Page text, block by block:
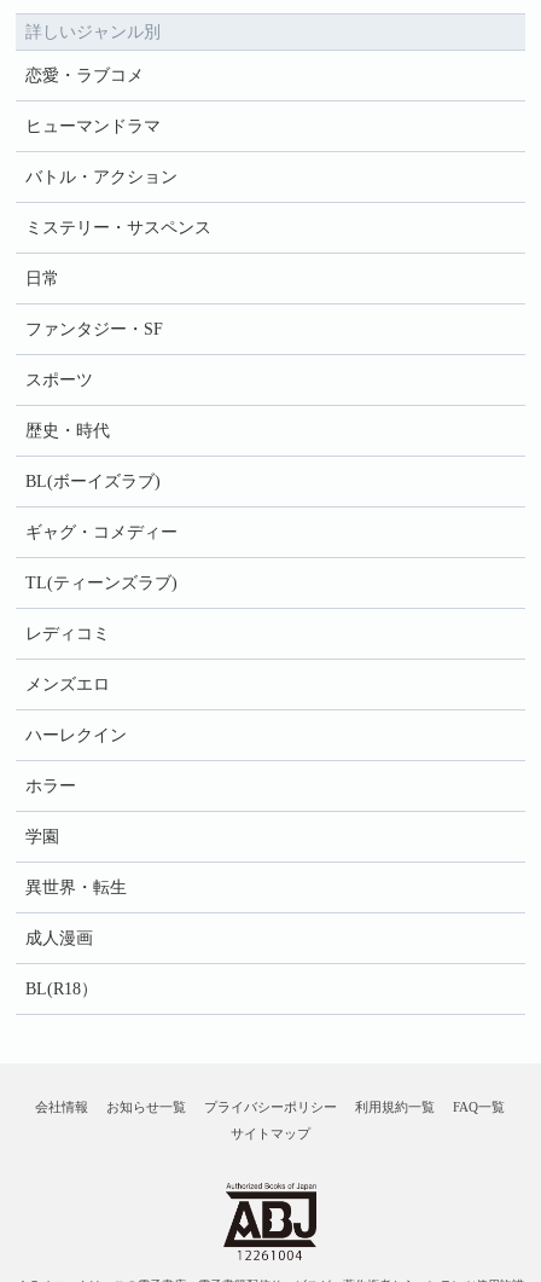
詳しいジャンル別
恋愛・ラブコメ
ヒューマンドラマ
バトル・アクション
ミステリー・サスペンス
日常
ファンタジー・SF
スポーツ
歴史・時代
BL(ボーイズラブ)
ギャグ・コメディー
TL(ティーンズラブ)
レディコミ
メンズエロ
ハーレクイン
ホラー
学園
異世界・転生
成人漫画
BL(R18）
会社情報 お知らせ一覧 プライバシーポリシー 利用規約一覧
FAQ一覧
サイトマップ